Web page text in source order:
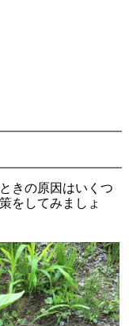
きの原因はいくつ
をしてみましょ